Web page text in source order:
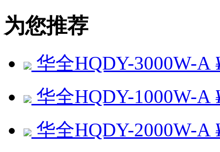
为您推荐
华全HQDY-3000W-A
华全HQDY-1000W-A
华全HQDY-2000W-A